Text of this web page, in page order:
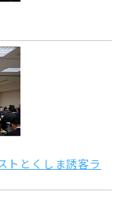
とくしま誘客ラ